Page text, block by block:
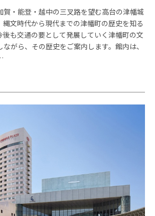
賀・能登・越中の三叉路を望む高台の津幡城
縄文時代から現代までの津幡町の歴史を知る
後も交通の要として発展していく津幡町の文
がら、その歴史をご案内します。館内は、